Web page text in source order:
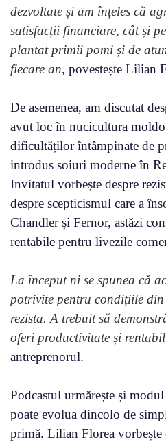
dezvoltate și am înțeles că
satisfacții financiare, cât și
plantat primii pomi și de
fiecare an, povestește Lilian
De asemenea, am discutat
avut loc în nucicultura
dificultăților întâmpinate de
introdus soiuri moderne în
Invitatul vorbește despre
despre scepticismul care a
Chandler și Fernor, astăzi
rentabile pentru livezile
La început ni se spunea că
potrivite pentru condițiile
rezista. A trebuit să
oferi productivitate și
antreprenorul.
Podcastul urmărește și
poate evolua dincolo de
primă. Lilian Florea vorbește